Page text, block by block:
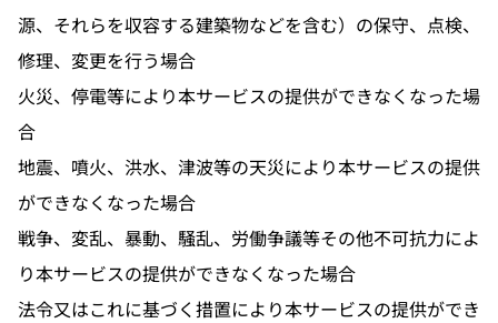
源、それらを収容する建築物などを含む）の保守、点検、
修理、変更を行う場合
火災、停電等により本サービスの提供ができなくなった場
合
地震、噴火、洪水、津波等の天災により本サービスの提供
ができなくなった場合
戦争、変乱、暴動、騒乱、労働争議等その他不可抗力によ
り本サービスの提供ができなくなった場合
法令又はこれに基づく措置により本サービスの提供ができ